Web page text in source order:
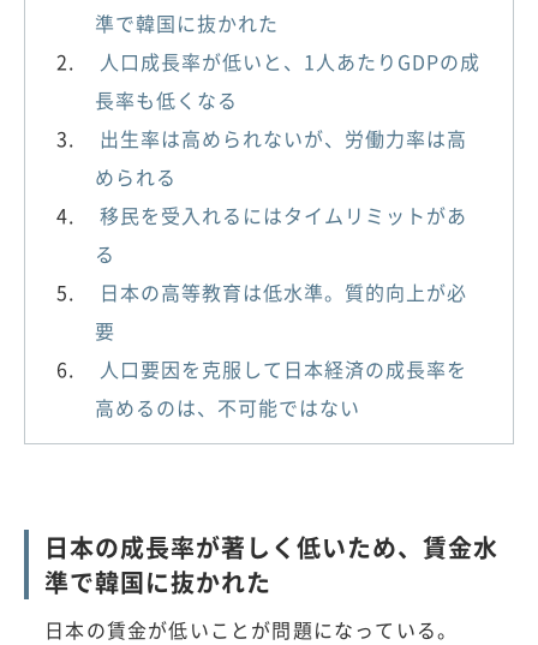
準で韓国に抜かれた
人口成長率が低いと、1人あたりGDPの成
長率も低くなる
出生率は高められないが、労働力率は高
められる
移民を受入れるにはタイムリミットがあ
る
日本の高等教育は低水準。質的向上が必
要
人口要因を克服して日本経済の成長率を
高めるのは、不可能ではない
日本の成長率が著しく低いため、賃金水
準で韓国に抜かれた
日本の賃金が低いことが問題になっている。